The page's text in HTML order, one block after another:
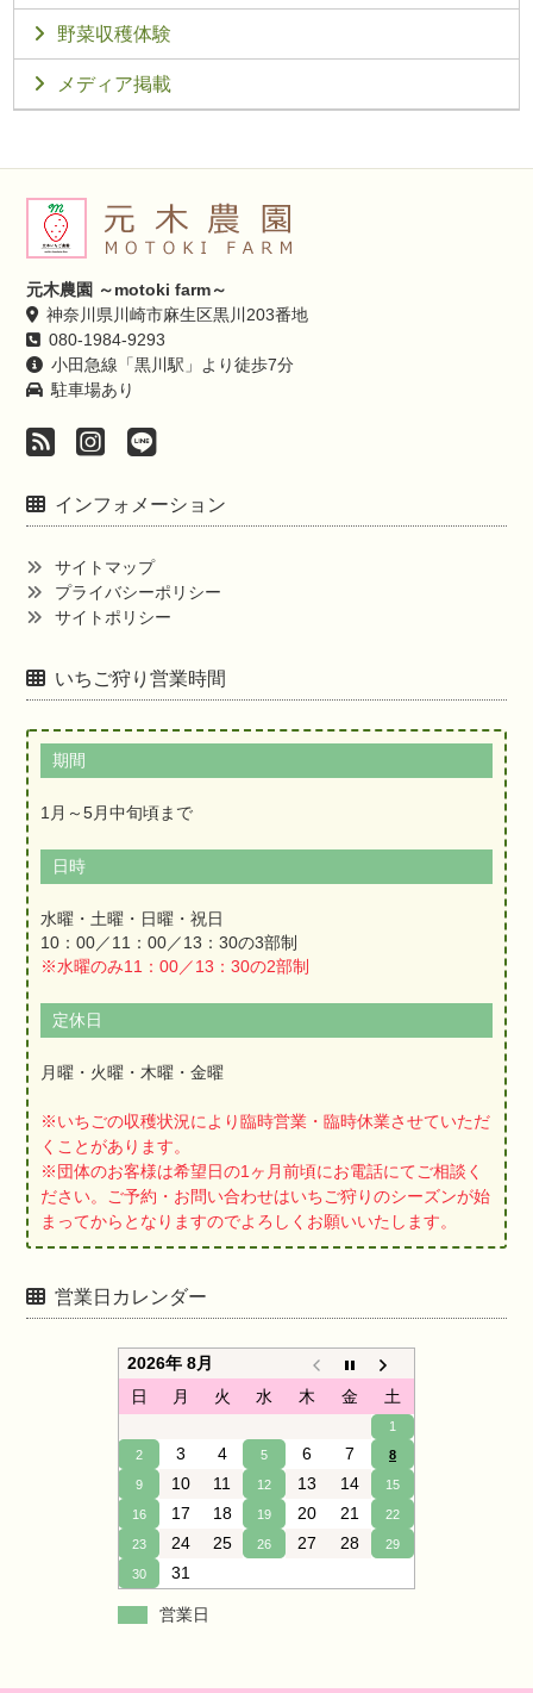
野菜収穫体験
メディア掲載
元木農園 ～motoki farm～
神奈川県川崎市麻生区黒川203番地
080-1984-9293
小田急線「黒川駅」より徒歩7分
駐車場あり
インフォメーション
サイトマップ
プライバシーポリシー
サイトポリシー
いちご狩り営業時間
期間
1月～5月中旬頃まで
日時
水曜・土曜・日曜・祝日
10：00／11：00／13：30の3部制
※水曜のみ11：00／13：30の2部制
定休日
月曜・火曜・木曜・金曜
※いちごの収穫状況により臨時営業・臨時休業させていただ
くことがあります。
※団体のお客様は希望日の1ヶ月前頃にお電話にてご相談く
ださい。ご予約・お問い合わせはいちご狩りのシーズンが始
まってからとなりますのでよろしくお願いいたします。
営業日カレンダー
2026年 8月
日
月 火 水 木 金 土
1
2
3 4 5 6 7 8
9 10 11 12 13 14 15
16 17 18 19 20 21 22
23 24 25 26 27 28 29
30 31
営業日